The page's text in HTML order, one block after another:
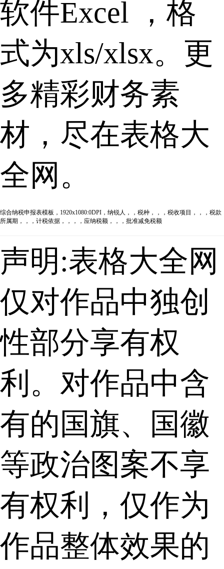
软件Excel ，格
式为xls/xlsx。更
多精彩财务素
材，尽在表格大
全网。
综合纳税申报表模板，1920x1080:0DPI，纳锐人，，税种，，，税收项目，，，税款
所属期，，，计税依据，，，，应纳税额，，，批准减免税额
声明:表格大全网
仅对作品中独创
性部分享有权
利。对作品中含
有的国旗、国徽
等政治图案不享
有权利，仅作为
作品整体效果的